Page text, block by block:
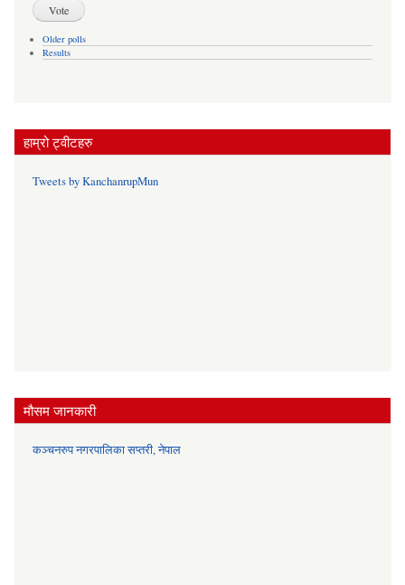
Older polls
Results
हाम्रो ट्वीटहरु
Tweets by KanchanrupMun
मौसम जानकारी
कञ्चनरुप नगरपालिका सप्तरी, नेपाल